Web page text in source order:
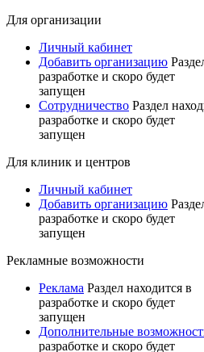
Для организации
Личный кабинет
Добавить организацию
разработке и скоро будет
запущен
Сотрудничество Раздел
разработке и скоро будет
запущен
Для клиник и центров
Личный кабинет
Добавить организацию
разработке и скоро будет
запущен
Рекламные возможности
Реклама Раздел находится в
разработке и скоро будет
запущен
Дополнительные
разработке и скоро будет